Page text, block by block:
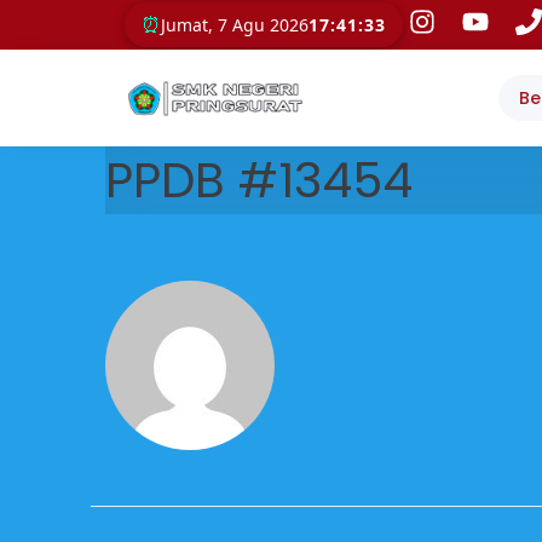
⏰ Jumat, 7 Agu 202617:41:33
PPDB #13454